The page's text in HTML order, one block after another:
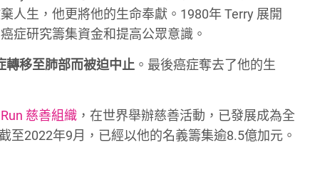
人生，他更將他的生命奉獻。1980年 Terry 展開
症研究籌集資金和提高公眾意識。
轉移至肺部而被迫中止 。最後癌症奪去了他的生
慈善組織 ，在世界舉辦慈善活動，已發展成為全
2022年9月，已經以他的名義籌集逾8.5億加元。